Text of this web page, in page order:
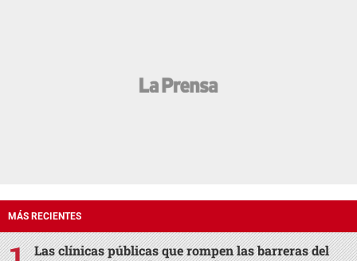
MÁS RECIENTES
Las clínicas públicas que rompen las barreras del